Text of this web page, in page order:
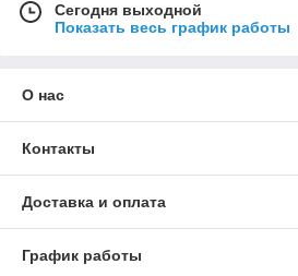
Сегодня выходной
Показать весь график работы
О нас
Контакты
Доставка и оплата
График работы